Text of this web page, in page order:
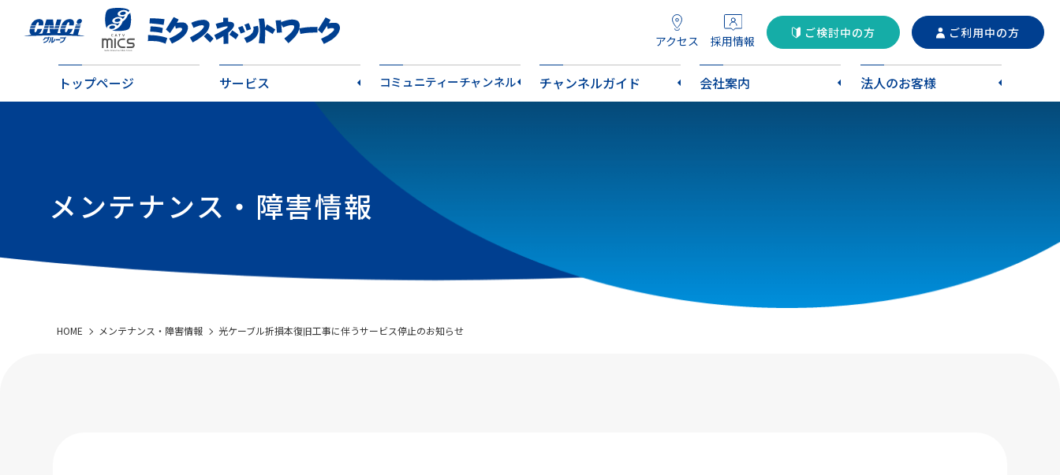
アクセス 採用情報
ご検討中の方 ご利用中の方
トップページ サービス コミュニティーチャンネル チャンネルガイド 会社案内 法人のお客様
メンテナンス・障害情報
HOME メンテナンス・障害情報 光ケーブル折損本復旧工事に伴うサービス停止のお知らせ